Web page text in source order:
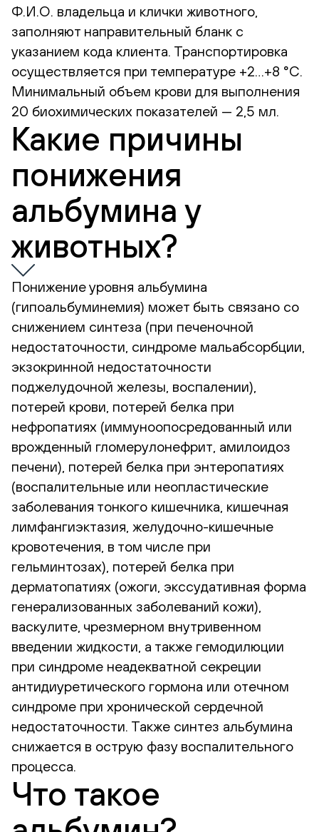
Ф.И.О. владельца и клички животного,
заполняют направительный бланк с
указанием кода клиента. Транспортировка
осуществляется при температуре +2…+8 °С.
Минимальный объем крови для выполнения
20 биохимических показателей — 2,5 мл.
Какие причины
понижения
альбумина у
животных?
Понижение уровня альбумина
(гипоальбуминемия) может быть связано со
снижением синтеза (при печеночной
недостаточности, синдроме мальабсорбции,
экзокринной недостаточности
поджелудочной железы, воспалении),
потерей крови, потерей белка при
нефропатиях (иммуноопосредованный или
врожденный гломерулонефрит, амилоидоз
печени), потерей белка при энтеропатиях
(воспалительные или неопластические
заболевания тонкого кишечника, кишечная
лимфангиэктазия, желудочно-кишечные
кровотечения, в том числе при
гельминтозах), потерей белка при
дерматопатиях (ожоги, экссудативная форма
генерализованных заболеваний кожи),
васкулите, чрезмерном внутривенном
введении жидкости, а также гемодилюции
при синдроме неадекватной секреции
антидиуретического гормона или отечном
синдроме при хронической сердечной
недостаточности. Также синтез альбумина
снижается в острую фазу воспалительного
процесса.
Что такое